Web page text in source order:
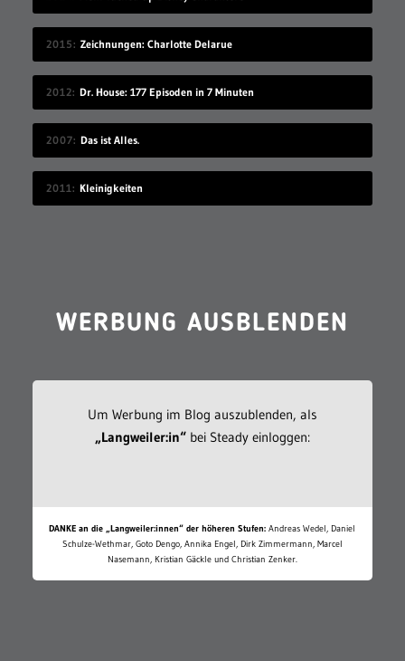
2015 Zeichnungen: Charlotte Delarue
2012 Dr. House: 177 Episoden in 7 Minuten
2007 Das ist Alles.
2011 Kleinigkeiten
WERBUNG AUSBLENDEN
Um Werbung im Blog auszublenden, als
„Langweiler:in“bei Steady einloggen:
DANKE an die „Langweiler:innen“ der höheren Stufen: Andreas Wedel, Daniel
Schulze-Wethmar, Goto Dengo, Annika Engel, Dirk Zimmermann, Marcel
Nasemann, Kristian Gäckle und Christian Zenker.